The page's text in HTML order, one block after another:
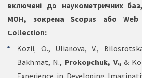
включені до наукометричних
МОН, зокрема Scopus або
Collection:
Kozii, O., Ulianova, V.,
Bakhmat, N., Prokopchuk, V., &
Experience in Developing